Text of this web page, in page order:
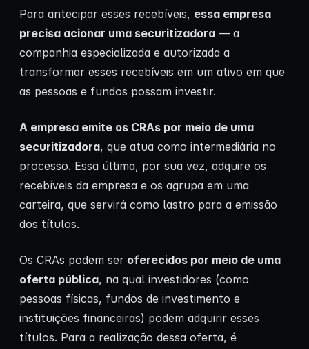
Para antecipar esses recebíveis, essa empresa
precisa acionar uma securitizadora — a
companhia especializada e autorizada a
transformar esses recebíveis em um ativo em que
as pessoas e fundos possam investir.
A empresa emite os CRAs por meio de uma
securitizadora, que atua como intermediária no
processo. Essa última, por sua vez, adquire os
recebíveis da empresa e os agrupa em uma
carteira, que servirá como lastro para a emissão
dos títulos.
Os CRAs podem ser oferecidos por meio de uma
oferta pública, na qual investidores (como
pessoas físicas, fundos de investimento e
instituições financeiras) podem adquirir esses
títulos. Para a realização dessa oferta, é